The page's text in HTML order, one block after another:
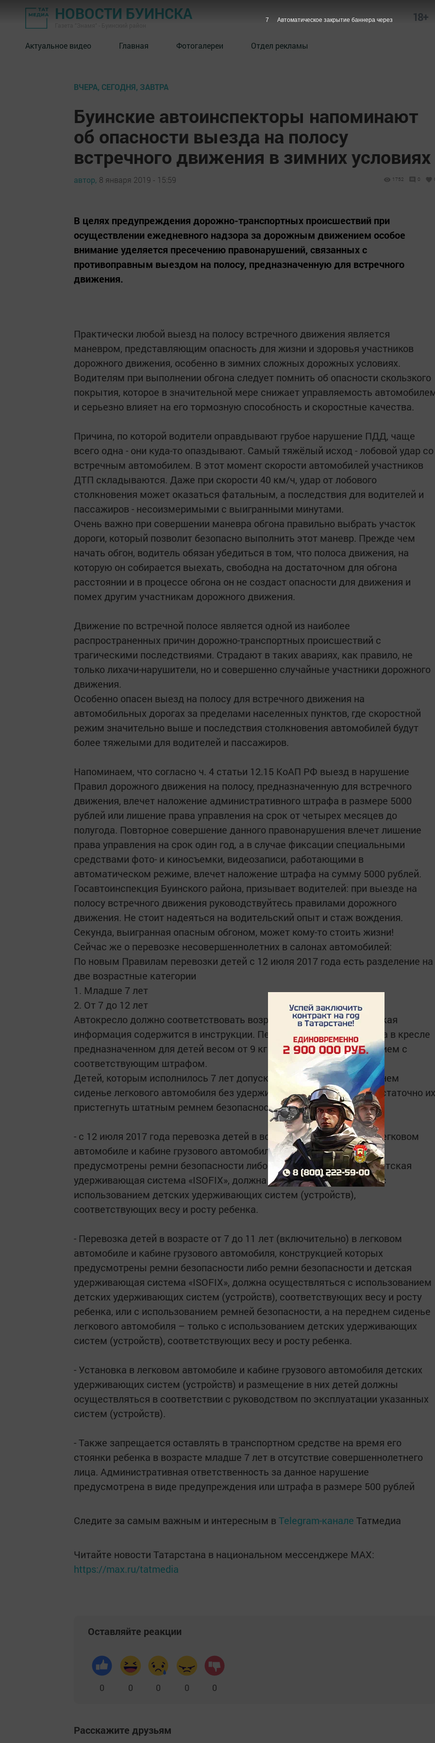
НОВОСТИ БУИНСКА 18+
Актуальное видео Главная Фотогалереи Отдел рекламы
ВЧЕРА, СЕГОДНЯ, ЗАВТРА
Буинские автоинспекторы напоминают
об опасности выезда на полосу
встречного движения в зимних условиях
автор, 8 января 2019 - 15:59 1752 0
В целях предупреждения дорожно-транспортных происшествий при
осуществлении ежедневного надзора за дорожным движением особое
внимание уделяется пресечению правонарушений, связанных с
противоправным выездом на полосу, предназначенную для встречного
движения.
Практически любой выезд на полосу встречного движения является
маневром, представляющим опасность для жизни и здоровья участников
дорожного движения, особенно в зимних сложных дорожных условиях.
Водителям при выполнении обгона следует помнить об опасности скользкого
покрытия, которое в значительной мере снижает управляемость
и серьезно влияет на его тормозную способность и скоростные качества.
Причина, по которой водители оправдывают грубое нарушение ПДД, чаще
всего одна - они куда-то опаздывают. Самый тяжёлый исход - лобовой удар со
встречным автомобилем. В этот момент скорости автомобилей участников
ДТП складываются. Даже при скорости 40 км/ч, удар от лобового
столкновения может оказаться фатальным, а последствия для водителей и
пассажиров - несоизмеримыми с выигранными минутами.
Очень важно при совершении маневра обгона правильно выбрать участок
дороги, который позволит безопасно выполнить этот маневр. Прежде чем
начать обгон, водитель обязан убедиться в том, что полоса движения, на
которую он собирается выехать, свободна на достаточном для обгона
расстоянии и в процессе обгона он не создаст опасности для движения и
помех другим участникам дорожного движения.
Движение по встречной полосе является одной из наиболее
распространенных причин дорожно-транспортных происшествий с
трагическими последствиями. Страдают в таких авариях, как правило, не
только лихачи-нарушители, но и совершенно случайные участники дорожного
движения.
Особенно опасен выезд на полосу для встречного движения на
автомобильных дорогах за пределами населенных пунктов, где скоростной
режим значительно выше и последствия столкновения автомобилей будут
более тяжелыми для водителей и пассажиров.
Напоминаем, что согласно ч. 4 статьи 12.15 КоАП РФ выезд в нарушение
Правил дорожного движения на полосу, предназначенную для встречного
движения, влечет наложение административного штрафа в размере 5000
рублей или лишение права управления на срок от четырех месяцев до
полугода. Повторное совершение данного правонарушения влечет лишение
права управления на срок один год, а в случае фиксации специальными
средствами фото- и киносъемки, видеозаписи, работающими в
автоматическом режиме, влечет наложение штрафа на сумму 5000 рублей.
Госавтоинспекция Буинского района, призывает водителей: при выезде на
полосу встречного движения руководствуйтесь правилами дорожного
движения. Не стоит надеяться на водительский опыт и стаж вождения.
Секунда, выигранная опасным обгоном, может кому-то стоить жизни!
Сейчас же о перевозке несовершеннолетних в салонах автомобилей:
По новым Правилам перевозки детей с 12 июля 2017 года есть разделение на
две возрастные категории
1. Младше 7 лет
2. От 7 до 12 лет
Автокресло должно соответствовать возрасту и весу ребенка – такая
информация содержится в инструкции. Перевозка грудного ребенка в кресле
предназначенном для детей весом от 9 кг будет являться нарушением с
соответствующим штрафом.
Детей, которым исполнилось 7 лет допускается перевозить на заднем
сиденье легкового автомобиля без удерживающего устройства, достаточно их
пристегнуть штатным ремнем безопасности.
- с 12 июля 2017 года перевозка детей в возрасте младше 7 лет в легковом
автомобиле и кабине грузового автомобиля, конструкцией которых
предусмотрены ремни безопасности либо ремни безопасности и детская
удерживающая система «ISOFIX», должна осуществляться только с
использованием детских удерживающих систем (устройств),
соответствующих весу и росту ребенка.
- Перевозка детей в возрасте от 7 до 11 лет (включительно) в легковом
автомобиле и кабине грузового автомобиля, конструкцией которых
предусмотрены ремни безопасности либо ремни безопасности и детская
удерживающая система «ISOFIX», должна осуществляться с использованием
детских удерживающих систем (устройств), соответствующих весу и росту
ребенка, или с использованием ремней безопасности, а на переднем сиденье
легкового автомобиля – только с использованием детских удерживающих
систем (устройств), соответствующих весу и росту ребенка.
- Установка в легковом автомобиле и кабине грузового автомобиля детских
удерживающих систем (устройств) и размещение в них детей должны
осуществляться в соответствии с руководством по эксплуатации указанных
систем (устройств).
- Также запрещается оставлять в транспортном средстве на время его
стоянки ребенка в возрасте младше 7 лет в отсутствие совершеннолетнего
лица. Административная ответственность за данное нарушение
предусмотрена в виде предупреждения или штрафа в размере 500 рублей
Следите за самым важным и интересным в Telegram-канале Татмедиа
Читайте новости Татарстана в национальном мессенджере MАХ:
https://max.ru/tatmedia
Оставляйте реакции
0 0 0 0 0
Расскажите друзьям
6 Автоматическое закрытие баннера через